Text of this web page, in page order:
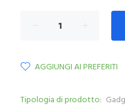
AGGIUNGI AI PREFERITI
Tipologia di prodotto: